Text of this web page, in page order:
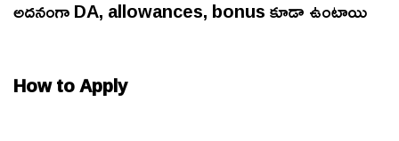
అదనంగా DA, allowances, bonus కూడా ఉంటాయి
How to Apply